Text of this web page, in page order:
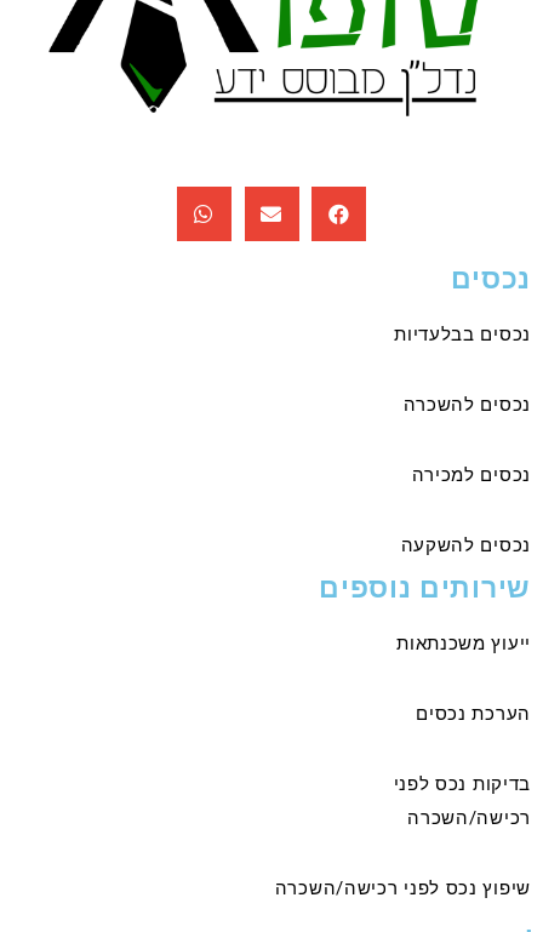
נכסים
נכסים בבלעדיות
נכסים להשכרה
נכסים למכירה
נכסים להשקעה
שירותים נוספים
ייעוץ משכנתאות
הערכת נכסים
בדיקות נכס לפני
רכישה/השכרה
שיפוץ נכס לפני רכישה/השכרה